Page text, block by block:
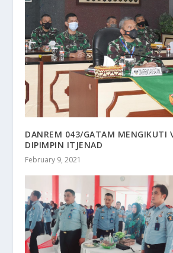
DANREM 043/GATAM MENGIKUTI
DIPIMPIN ITJENAD
February 9, 2021